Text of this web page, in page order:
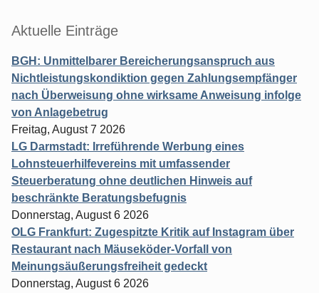
Aktuelle Einträge
BGH: Unmittelbarer Bereicherungsanspruch aus
Nichtleistungskondiktion gegen Zahlungsempfänger
nach Überweisung ohne wirksame Anweisung infolge
von Anlagebetrug
Freitag, August 7 2026
LG Darmstadt: Irreführende Werbung eines
Lohnsteuerhilfevereins mit umfassender
Steuerberatung ohne deutlichen Hinweis auf
beschränkte Beratungsbefugnis
Donnerstag, August 6 2026
OLG Frankfurt: Zugespitzte Kritik auf Instagram über
Restaurant nach Mäuseköder-Vorfall von
Meinungsäußerungsfreiheit gedeckt
Donnerstag, August 6 2026